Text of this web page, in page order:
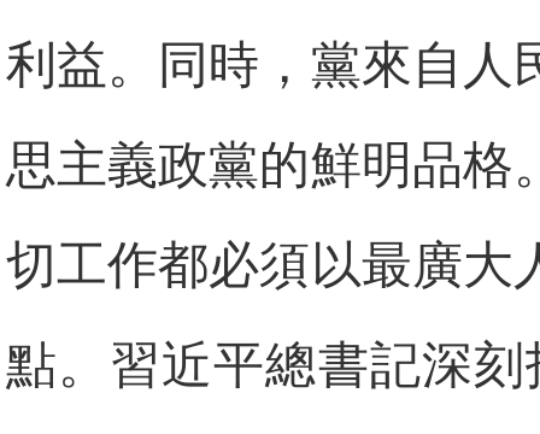
利益。同時，黨來自人
思主義政黨的鮮明品格
切工作都必須以最廣大
點。習近平總書記深